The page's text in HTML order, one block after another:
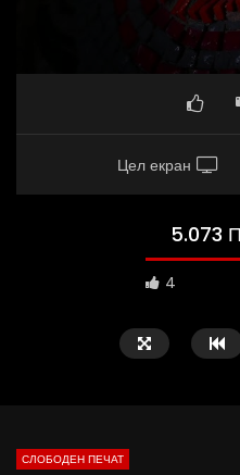
Цел екран
5.073
4
СЛОБОДЕН ПЕЧАТ